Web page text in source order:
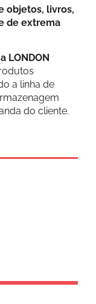
objetos, livros,
de extrema
LONDON
a linha de
do cliente.